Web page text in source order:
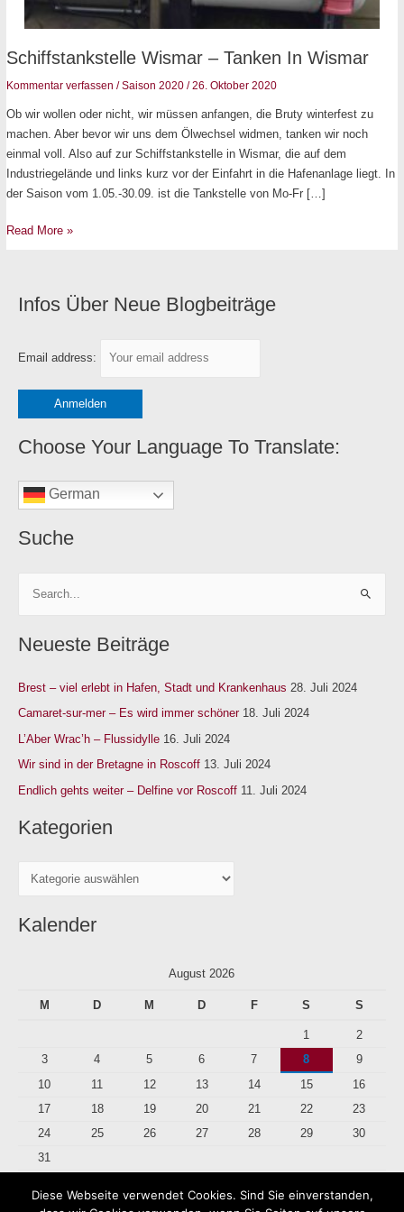
Schiffstankstelle Wismar – Tanken In Wismar
Kommentar verfassen /Saison 2020/26. Oktober 2020
Ob wir wollen oder nicht, wir müssen anfangen, die Bruty winterfest zu
machen. Aber bevor wir uns dem Ölwechsel widmen, tanken wir noch
einmal voll. Also auf zur Schiffstankstelle in Wismar, die auf dem
Industriegelände und links kurz vor der Einfahrt in die Hafenanlage liegt. In
der Saison vom 1.05.-30.09. ist die Tankstelle von Mo-Fr […]
Schiffstankstelle
Tanken
in
Wismar
Read More »
Infos Über Neue Blogbeiträge
Email address:
Choose Your Language To Translate:
German
Suche
c
e
n
n
:
Neueste Beiträge
Brest – viel erlebt in Hafen, Stadt und Krankenhaus 28. Juli 2024
Camaret-sur-mer – Es wird immer schöner 18. Juli 2024
L’Aber Wrac’h – Flussidylle 16. Juli 2024
Wir sind in der Bretagne in Roscoff 13. Juli 2024
Endlich gehts weiter – Delfine vor Roscoff 11. Juli 2024
Kategorien
K
g
e
Kalender
August 2026
M D M D F S S
1
2
3
4 5 6 7 8
9
10
11 12 13 14 15
16
17
18 19 20 21 22
23
24
25 26 27 28 29
30
31
« Juli
Diese Webseite verwendet Cookies. Sind Sie einverstanden,